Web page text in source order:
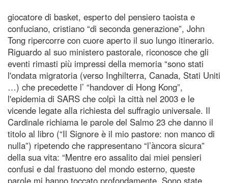
giocatore di basket, esperto del pensiero taoista e
confuciano, cristiano “di seconda generazione”, John
Tong ripercorre con cuore aperto il suo lungo itinerario.
Riguardo al suo ministero pastorale, riconosce che gli
eventi rimasti più impressi della memoria “sono stati
l'ondata migratoria (verso Inghilterra, Canada, Stati Uniti
…) che precedette l’ “handover di Hong Kong”,
l'epidemia di SARS che colpì la città nel 2003 e le
vicende legate alla richiesta del suffragio universale. Il
Cardinale richiama le parole del Salmo 23 che danno il
titolo al libro (“Il Signore è il mio pastore: non manco di
nulla”) ripetendo che rappresentano “l’àncora sicura”
della sua vita: “Mentre ero assalito dai miei pensieri
confusi e dal frastuono del mondo esterno, queste
parole mi hanno toccato profondamente. Sono state